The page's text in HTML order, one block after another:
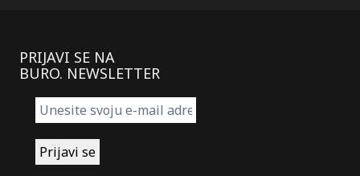
PRIJAVI SE NA
BURO. NEWSLETTER